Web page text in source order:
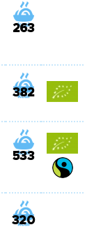
263
382
533
320